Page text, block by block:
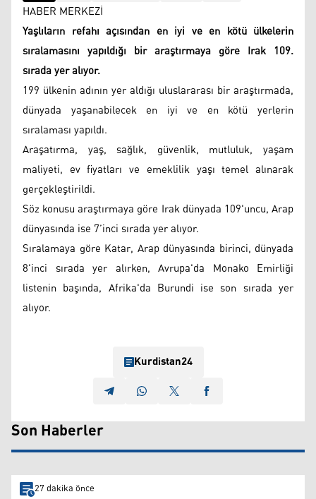
HABER MERKEZİ
Yaşlıların refahı açısından en iyi ve en kötü ülkelerin
sıralamasını yapıldığı bir araştırmaya göre Irak 109.
sırada yer alıyor.
199 ülkenin adının yer aldığı uluslararası bir araştırmada,
dünyada yaşanabilecek en iyi ve en kötü yerlerin
sıralaması yapıldı.
Araşatırma, yaş, sağlık, güvenlik, mutluluk, yaşam
maliyeti, ev fiyatları ve emeklilik yaşı temel alınarak
gerçekleştirildi.
Söz konusu araştırmaya göre Irak dünyada 109'uncu, Arap
dünyasında ise 7’inci sırada yer alıyor.
Sıralamaya göre Katar, Arap dünyasında birinci, dünyada
8'inci sırada yer alırken, Avrupa'da Monako Emirliği
listenin başında, Afrika'da Burundi ise son sırada yer
alıyor.
Kurdistan24
Son Haberler
27 dakika önce